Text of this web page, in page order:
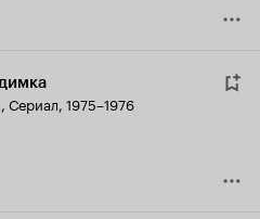
, Сериал, 1975–1976